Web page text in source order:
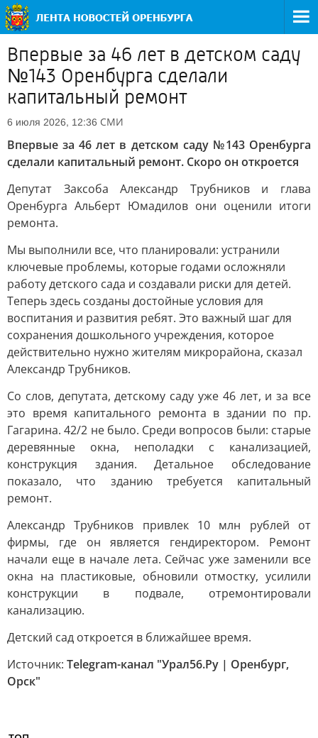
Впервые за 46 лет в детском саду
№143 Оренбурга сделали
капитальный ремонт
6 июля 2026, 12:36 СМИ
Впервые за 46 лет в детском саду №143 Оренбурга
сделали капитальный ремонт. Скоро он откроется
Депутат Заксоба Александр Трубников и глава
Оренбурга Альберт Юмадилов они оценили итоги
ремонта.
Мы выполнили все, что планировали: устранили
ключевые проблемы, которые годами осложняли
работу детского сада и создавали риски для детей.
Теперь здесь созданы достойные условия для
воспитания и развития ребят. Это важный шаг для
сохранения дошкольного учреждения, которое
действительно нужно жителям микрорайона, сказал
Александр Трубников.
Со слов, депутата, детскому саду уже 46 лет, и за все
это время капитального ремонта в здании по пр.
Гагарина. 42/2 не было. Среди вопросов были: старые
деревянные окна, неполадки с канализацией,
конструкция здания. Детальное обследование
показало, что зданию требуется капитальный
ремонт.
Александр Трубников привлек 10 млн рублей от
фирмы, где он является гендиректором. Ремонт
начали еще в начале лета. Сейчас уже заменили все
окна на пластиковые, обновили отмостку, усилили
конструкции в подвале, отремонтировали
канализацию.
Детский сад откроется в ближайшее время.
Источник: Telegram-канал "Урал56.Ру | Оренбург,
Орск"